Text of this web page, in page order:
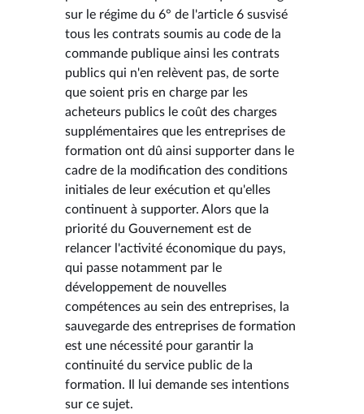
sur le régime du 6° de l'article 6 susvisé
tous les contrats soumis au code de la
commande publique ainsi les contrats
publics qui n'en relèvent pas, de sorte
que soient pris en charge par les
acheteurs publics le coût des charges
supplémentaires que les entreprises de
formation ont dû ainsi supporter dans le
cadre de la modification des conditions
initiales de leur exécution et qu'elles
continuent à supporter. Alors que la
priorité du Gouvernement est de
relancer l'activité économique du pays,
qui passe notamment par le
développement de nouvelles
compétences au sein des entreprises, la
sauvegarde des entreprises de formation
est une nécessité pour garantir la
continuité du service public de la
formation. Il lui demande ses intentions
sur ce sujet.